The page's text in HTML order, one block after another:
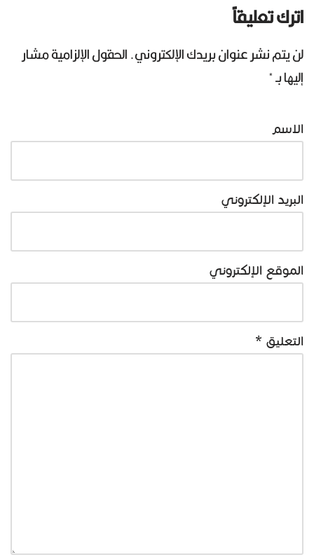
اترك تعليقاً
لن يتم نشر عنوان بريدك الإلكتروني.الحقول الإلزامية مشار
إليها بـ*
الاسم
البريد الإلكتروني
الموقع الإلكتروني
التعليق *